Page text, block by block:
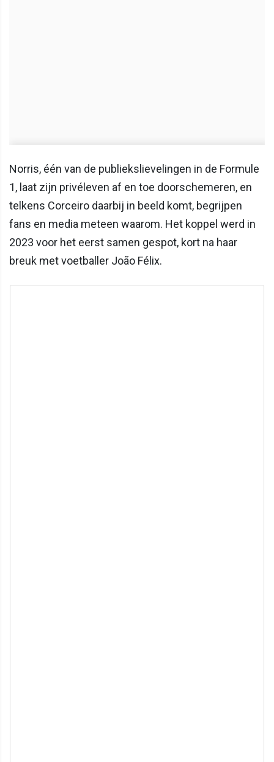
Norris, één van de publiekslievelingen in de Formule
1, laat zijn privéleven af en toe doorschemeren, en
telkens Corceiro daarbij in beeld komt, begrijpen
fans en media meteen waarom. Het koppel werd in
2023 voor het eerst samen gespot, kort na haar
breuk met voetballer João Félix.